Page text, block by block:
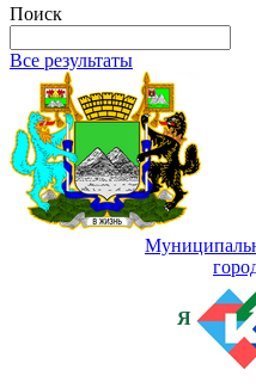
Поиск
Все результаты
Я